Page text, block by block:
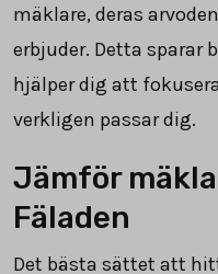
mäklare, deras
erbjuder. Detta sparar
hjälper dig att
verkligen passar dig.
Jämför
Fäladen
Det bästa sättet att